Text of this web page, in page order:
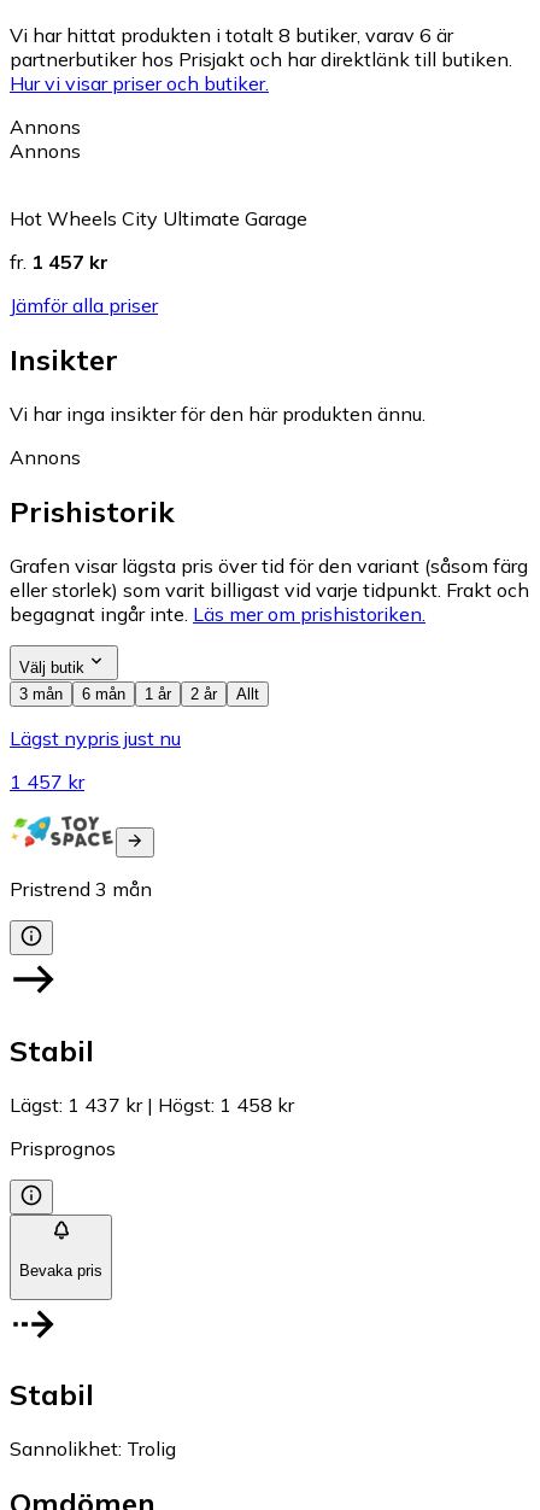
Vi har hittat produkten i totalt 8 butiker, varav 6 är
partnerbutiker hos Prisjakt och har direktlänk till butiken.
Hur vi visar priser och butiker.
Annons
Annons
Hot Wheels City Ultimate Garage
fr. 1 457 kr
Jämför alla priser
Insikter
Vi har inga insikter för den här produkten ännu.
Annons
Prishistorik
Grafen visar lägsta pris över tid för den variant (såsom färg
eller storlek) som varit billigast vid varje tidpunkt. Frakt och
begagnat ingår inte. Läs mer om prishistoriken.
Välj butik
3 mån
6 mån 1 år 2 år Allt
Lägst nypris just nu
1 457 kr
Pristrend 3 mån
Stabil
Lägst: 1 437 kr| Högst: 1 458 kr
Prisprognos
Bevaka pris
Stabil
Sannolikhet: Trolig